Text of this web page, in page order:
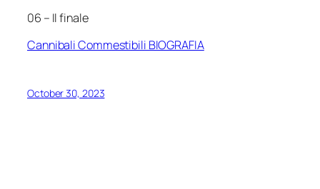
06 – Il finale
Cannibali Commestibili BIOGRAFIA
October 30, 2023